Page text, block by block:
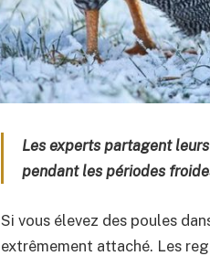
Les experts partagent
pendant les périodes
Si vous élevez des poules
extrêmement attaché. Les